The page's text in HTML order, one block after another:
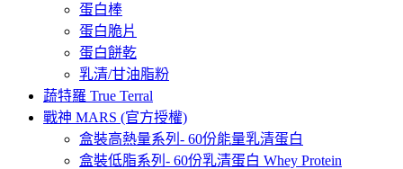
蛋白棒
蛋白脆片
蛋白餅乾
乳清/甘油脂粉
蔬特羅 True Terral
戰神 MARS (官方授權)
盒裝高熱量系列- 60份能量乳清蛋白
盒裝低脂系列- 60份乳清蛋白 Whey Protein